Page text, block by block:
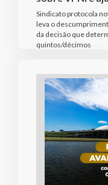
Sindicato protocola
leva o
da decisão que
quintos/décimos